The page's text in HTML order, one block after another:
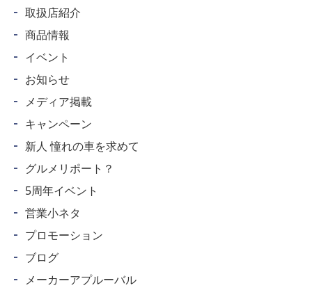
取扱店紹介
商品情報
イベント
お知らせ
メディア掲載
キャンペーン
新人 憧れの車を求めて
グルメリポート？
5周年イベント
営業小ネタ
プロモーション
ブログ
メーカーアプルーバル